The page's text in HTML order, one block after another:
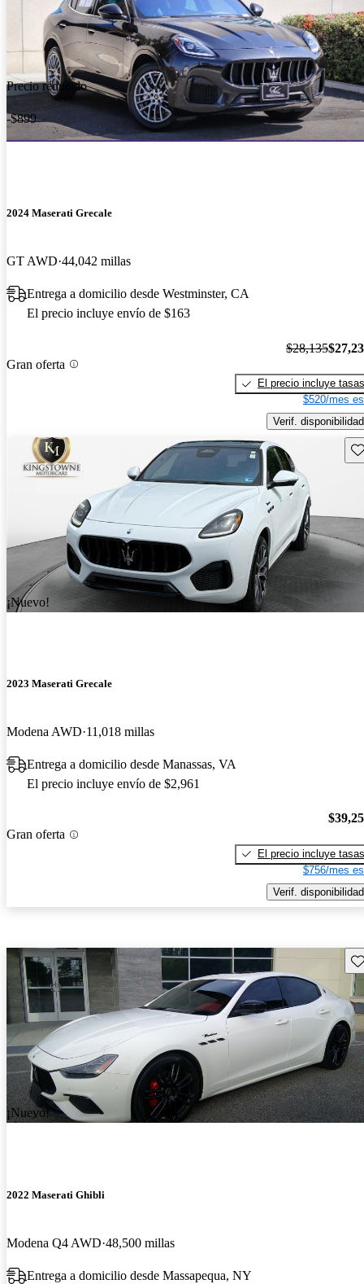
Precio reducido
-$899
2024 Maserati Grecale
GT AWD 44,042 millas
Entrega a domicilio desde Westminster, CA
El precio incluye envío de $163
Gran oferta
$28,135
El precio incluye tasas
$520/mes
Verif. disponibilidad
¡Nuevo!
2023 Maserati Grecale
Modena AWD 11,018 millas
Entrega a domicilio desde Manassas, VA
El precio incluye envío de $2,961
Gran oferta
El precio incluye tasas
$756/mes
Verif. disponibilidad
¡Nuevo!
2022 Maserati Ghibli
Modena Q4 AWD 48,500 millas
Entrega a domicilio desde Massapequa, NY